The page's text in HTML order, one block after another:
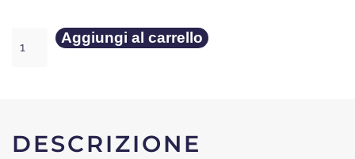
€26.
Nero
Washi
Aggiungi al carrello
DESCRIZIONE